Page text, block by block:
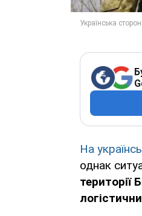
На
однак
території